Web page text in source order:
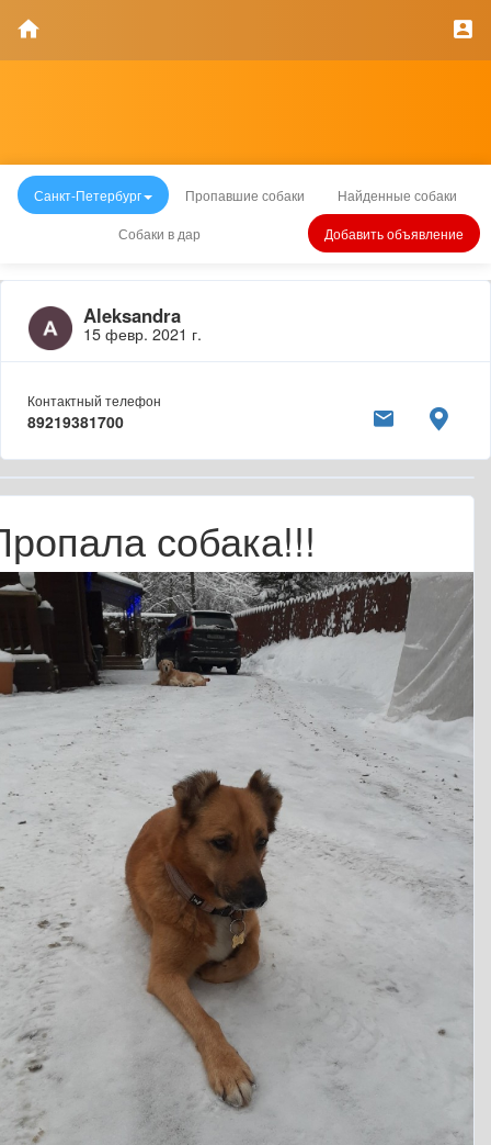
Санкт-Петербург Пропавшие собаки Найденные собаки
Собаки в дар Добавить объявление
Aleksandra
15 февр. 2021 г.
Контактный телефон
89219381700
собака!!!